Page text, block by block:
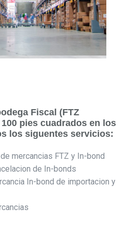
Fiscal (FTZ
pies cuadrados en los
los siguentes servicios:
mercancias FTZ y In-bond
de In-bonds
In-bond de importacion y